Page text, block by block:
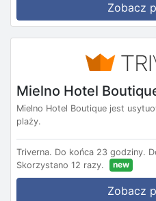
Zobacz
Mielno Hotel
Mielno Hotel Boutique jest
plaży.
Triverna. Do końca 23 godziny.
Skorzystano 12 razy.
new
Zobacz